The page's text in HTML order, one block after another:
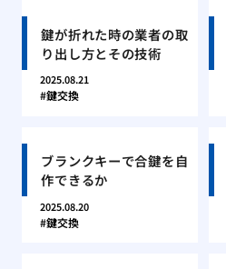
鍵が折れた時の業者の取
り出し方とその技術
2025.08.21
鍵交換
ブランクキーで合鍵を自
作できるか
2025.08.20
鍵交換